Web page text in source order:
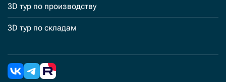
3D тур по производству
3D тур по складам